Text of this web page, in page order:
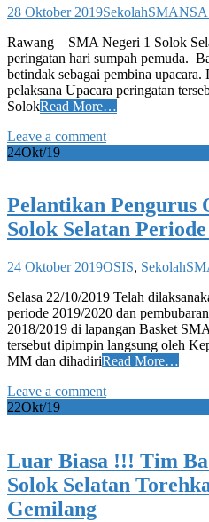
28 Oktober 2019SekolahSMANSA
Rawang – SMA Negeri 1 Solok
peringatan hari sumpah pemuda.
betindak sebagai pembina
pelaksana Upacara peringatan
SolokRead More…
Leave a comment
24Okt/19
Pelantikan Pengurus
Solok Selatan
24 Oktober 2019OSIS, Sekolah
Selasa 22/10/2019 Telah
periode 2019/2020 dan
2018/2019 di lapangan Basket
tersebut dipimpin langsung oleh
MM dan dihadiriRead More…
Leave a comment
22Okt/19
Luar Biasa !!! Tim
Solok Selatan
Gemilang